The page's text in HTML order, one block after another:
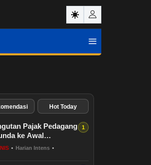
Hot Today
Pajak Pedagang
ke Awal
• Harian Intens •